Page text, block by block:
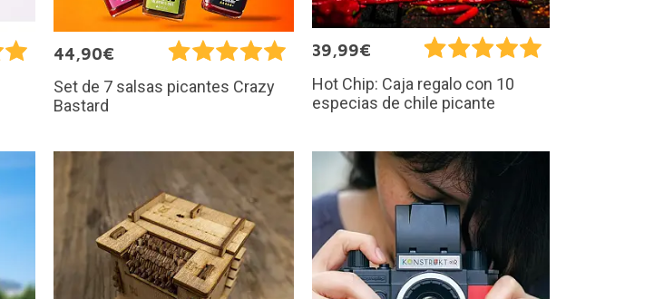
44,90€
Set de 7 salsas picantes Crazy
Bastard
39,99€
Hot Chip: Caja regalo con 10
especias de chile picante